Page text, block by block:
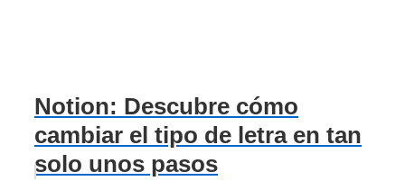
Notion: Descubre cómo
cambiar el tipo de letra en tan
solo unos pasos